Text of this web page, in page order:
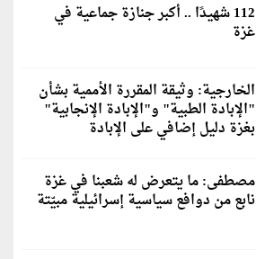
112 شهيدًا .. أكبر جنازة جماعية في
غزة
الخارجية: وثيقة المقررة الأممية بشأن
"الإبادة الطبية" و"الإبادة الإنجابية"
بغزة دليل إضافي على الإبادة
مصطفى: ما يتعرض له شعبنا في غزة
نابع من دوافع سياسية إسرائيلية مبيّتة